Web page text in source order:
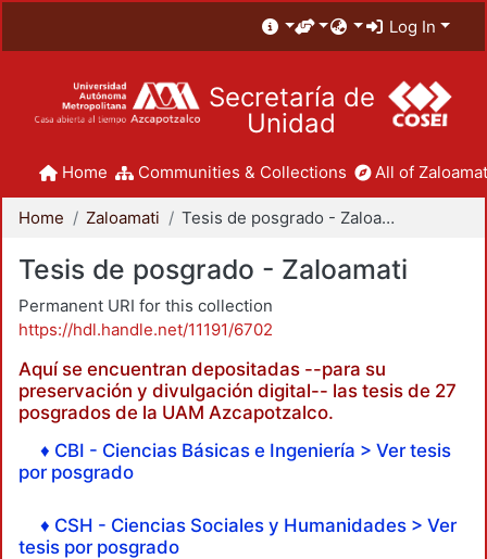
Log In
Secretaría de
Unidad
Home Communities & Collections All of
Home Zaloamati Tesis de posgrado - Zaloamati
Tesis de posgrado - Zaloamati
Permanent URI for this collection
https://hdl.handle.net/11191/6702
Aquí se encuentran depositadas --para su
preservación y divulgación digital-- las tesis de 27
posgrados de la UAM Azcapotzalco.
♦ CBI - Ciencias Básicas e Ingeniería > Ver tesis
por posgrado
♦ CSH - Ciencias Sociales y Humanidades > Ver
tesis por posgrado